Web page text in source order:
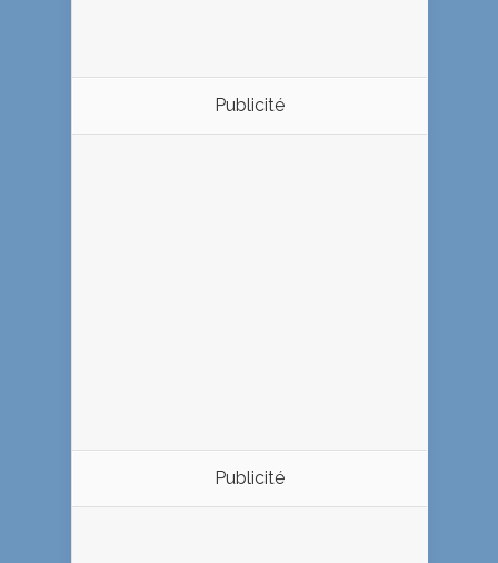
Publicité
Publicité